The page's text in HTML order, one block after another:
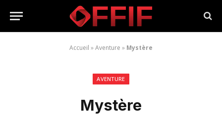
Accueil »Aventure » Mystère
AVENTURE
Mystère